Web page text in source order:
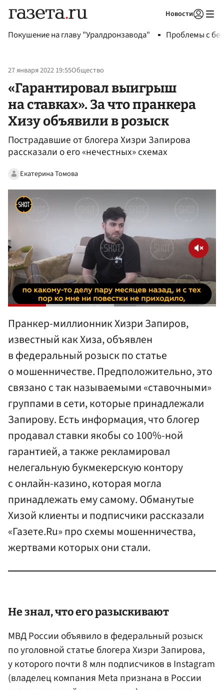
Новости
Покушение на главу "Уралдронзавода" Проблемы с
27 января 2022 19:55Общество
«Гарантировал выигрыш
на ставках». За что пранкера
Хизу объявили в розыск
Пострадавшие от блогера Хизри Запирова
рассказали о его «нечестных» схемах
Екатерина Томова
Пранкер-миллионник Хизри Запиров,
известный как Хиза, объявлен
в федеральный розыск по статье
о мошенничестве. Предположительно, это
связано с так называемыми «ставочными»
группами в сети, которые принадлежали
Запирову. Есть информация, что блогер
продавал ставки якобы со 100%-ной
гарантией, а также рекламировал
нелегальную букмекерскую контору
с онлайн-казино, которая могла
принадлежать ему самому. Обманутые
Хизой клиенты и подписчики рассказали
«Газете.Ru» про схемы мошенничества,
жертвами которых они стали.
Не знал, что его разыскивают
МВД России объявило в федеральный розыск
по уголовной статье блогера Хизри Запирова,
у которого почти 8 млн подписчиков в Instagram
(владелец компания Meta признана в России